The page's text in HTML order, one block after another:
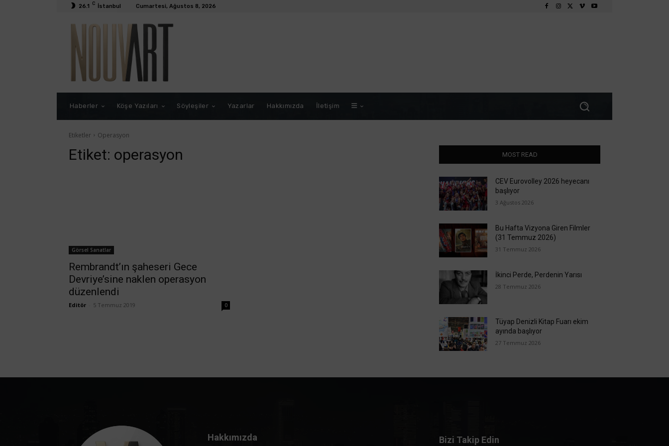
26.1 C İstanbul Cumartesi, Ağustos 8, 2026
Haberler Köşe Yazıları Söyleşiler Yazarlar Hakkımızda İletişim
Etiketler Operasyon
Etiket: operasyon
Görsel Sanatlar
Rembrandt’ın şaheseri Gece
Devriye’sine naklen operasyon
düzenlendi
Editör 5 Temmuz 2019 0
MOST READ
CEV Eurovolley 2026 heyecanı
başlıyor
3 Ağustos 2026
Bu Hafta Vizyona Giren Filmler
(31 Temmuz 2026)
31 Temmuz 2026
İkinci Perde, Perdenin Yarısı
28 Temmuz 2026
Tüyap Denizli Kitap Fuarı ekim
ayında başlıyor
27 Temmuz 2026
Hakkımızda Bizi Takip Edin